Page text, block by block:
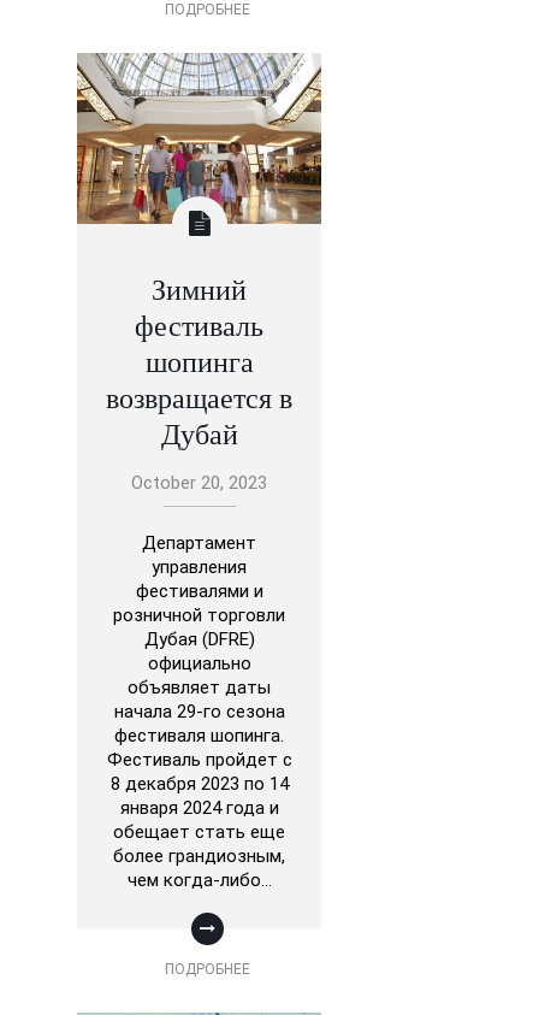
ПОДРОБНЕЕ
Зимний
фестиваль
шопинга
возвращается в
Дубай
October 20, 2023
Департамент
управления
фестивалями и
розничной торговли
Дубая (DFRE)
официально
объявляет даты
начала 29-го сезона
фестиваля шопинга.
Фестиваль пройдет с
8 декабря 2023 по 14
января 2024 года и
обещает стать еще
более грандиозным,
чем когда-либо…
ПОДРОБНЕЕ